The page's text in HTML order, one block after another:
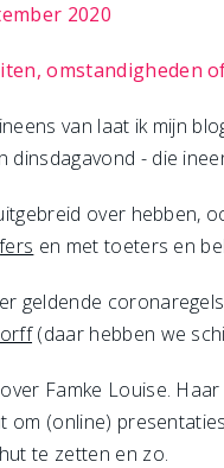
2020
omstandigheden
van laat ik mijn
dinsdagavond - die
over hebben,
en met toeters en
geldende
(daar hebben we
Famke Louise.
om (online)
te zetten en zo.